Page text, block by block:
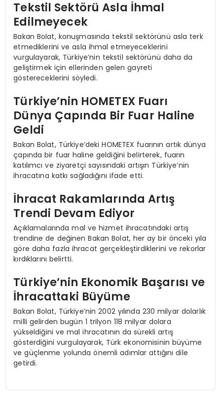
Tekstil Sektörü Asla İhmal
Edilmeyecek
Bakan Bolat, konuşmasında tekstil sektörünü asla terk
etmediklerini ve asla ihmal etmeyeceklerini
vurgulayarak, Türkiye’nin tekstil sektörünü daha da
geliştirmek için ellerinden gelen gayreti
göstereceklerini söyledi.
Türkiye’nin HOMETEX Fuarı
Dünya Çapında Bir Fuar Haline
Geldi
Bakan Bolat, Türkiye’deki HOMETEX fuarının artık dünya
çapında bir fuar haline geldiğini belirterek, fuarın
katılımcı ve ziyaretçi sayısındaki artışın Türkiye’nin
ihracatına katkı sağladığını ifade etti.
İhracat Rakamlarında Artış
Trendi Devam Ediyor
Açıklamalarında mal ve hizmet ihracatındaki artış
trendine de değinen Bakan Bolat, her ay bir önceki yıla
göre daha fazla ihracat gerçekleştirdiklerini ve rekorlar
kırdıklarını belirtti.
Türkiye’nin Ekonomik Başarısı ve
İhracattaki Büyüme
Bakan Bolat, Türkiye’nin 2002 yılında 230 milyar dolarlık
milli gelirden bugün 1 trilyon 118 milyar dolara
yükseldiğini ve mal ihracatının da sürekli artış
gösterdiğini vurgulayarak, Türk ekonomisinin büyüme
ve güçlenme yolunda önemli adımlar attığını dile
getirdi.